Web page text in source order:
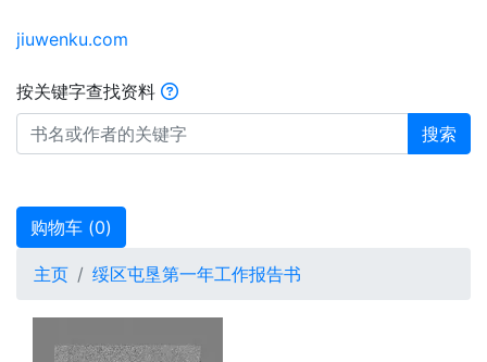
jiuwenku.com
按关键字查找资料
搜索
购物车 (0)
主页 绥区屯垦第一年工作报告书